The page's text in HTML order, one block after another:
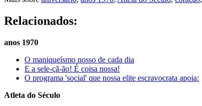
Relacionados:
anos 1970
O maniqueísmo nosso de cada dia
E a sele-çã-ão! É coisa nossa!
O programa 'social' que nossa elite escravocrata apoia:
Atleta do Século